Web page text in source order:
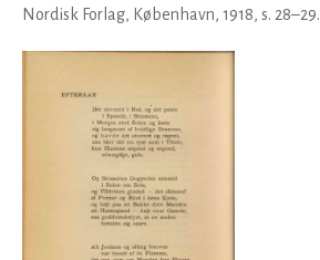
Nordisk Forlag, København, 1918, s. 28–29.